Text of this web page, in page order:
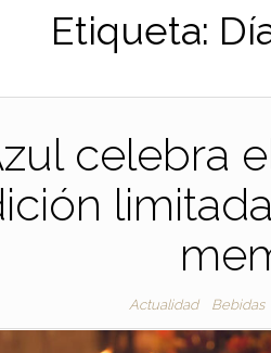
Etiqueta:
celebra
Actualidad Bebidas